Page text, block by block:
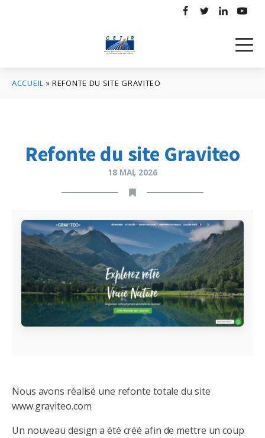
ACCUEIL »REFONTE DU SITE GRAVITEO
Refonte du site Graviteo
18 MAI, 2026
Nous avons réalisé une refonte totale du site
www.graviteo.com
Un nouveau design a été créé afin de mettre un coup